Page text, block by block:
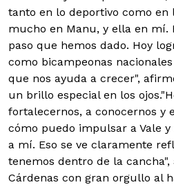
tanto en lo deportivo como en
mucho en Manu, y ella en mí.
paso que hemos dado. Hoy
como bicampeonas
que nos ayuda a crecer",
un brillo especial en los
fortalecernos, a conocernos y
cómo puedo impulsar a Vale
a mí. Eso se ve claramente
tenemos dentro de la
Cárdenas con gran orgullo al